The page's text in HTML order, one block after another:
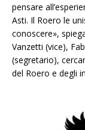
pensare
Asti. Il Roero le
conoscere»,
Vanzetti (vice),
(segretario),
del Roero e degli